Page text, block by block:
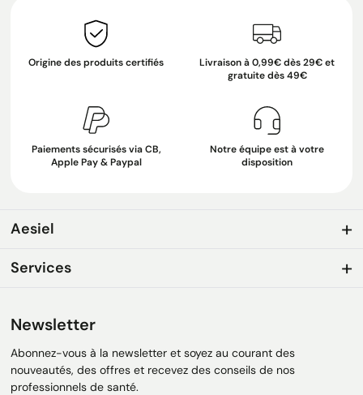
Origine des produits certifiés
Livraison à 0,99€ dès 29€ et
gratuite dès 49€
Paiements sécurisés via CB,
Apple Pay & Paypal
Notre équipe est à votre
disposition
Aesiel
Services
Newsletter
Abonnez-vous à la newsletter et soyez au courant des
nouveautés, des offres et recevez des conseils de nos
professionnels de santé.